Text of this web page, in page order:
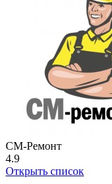
СМ-Ремонт
4.9
Открыть список